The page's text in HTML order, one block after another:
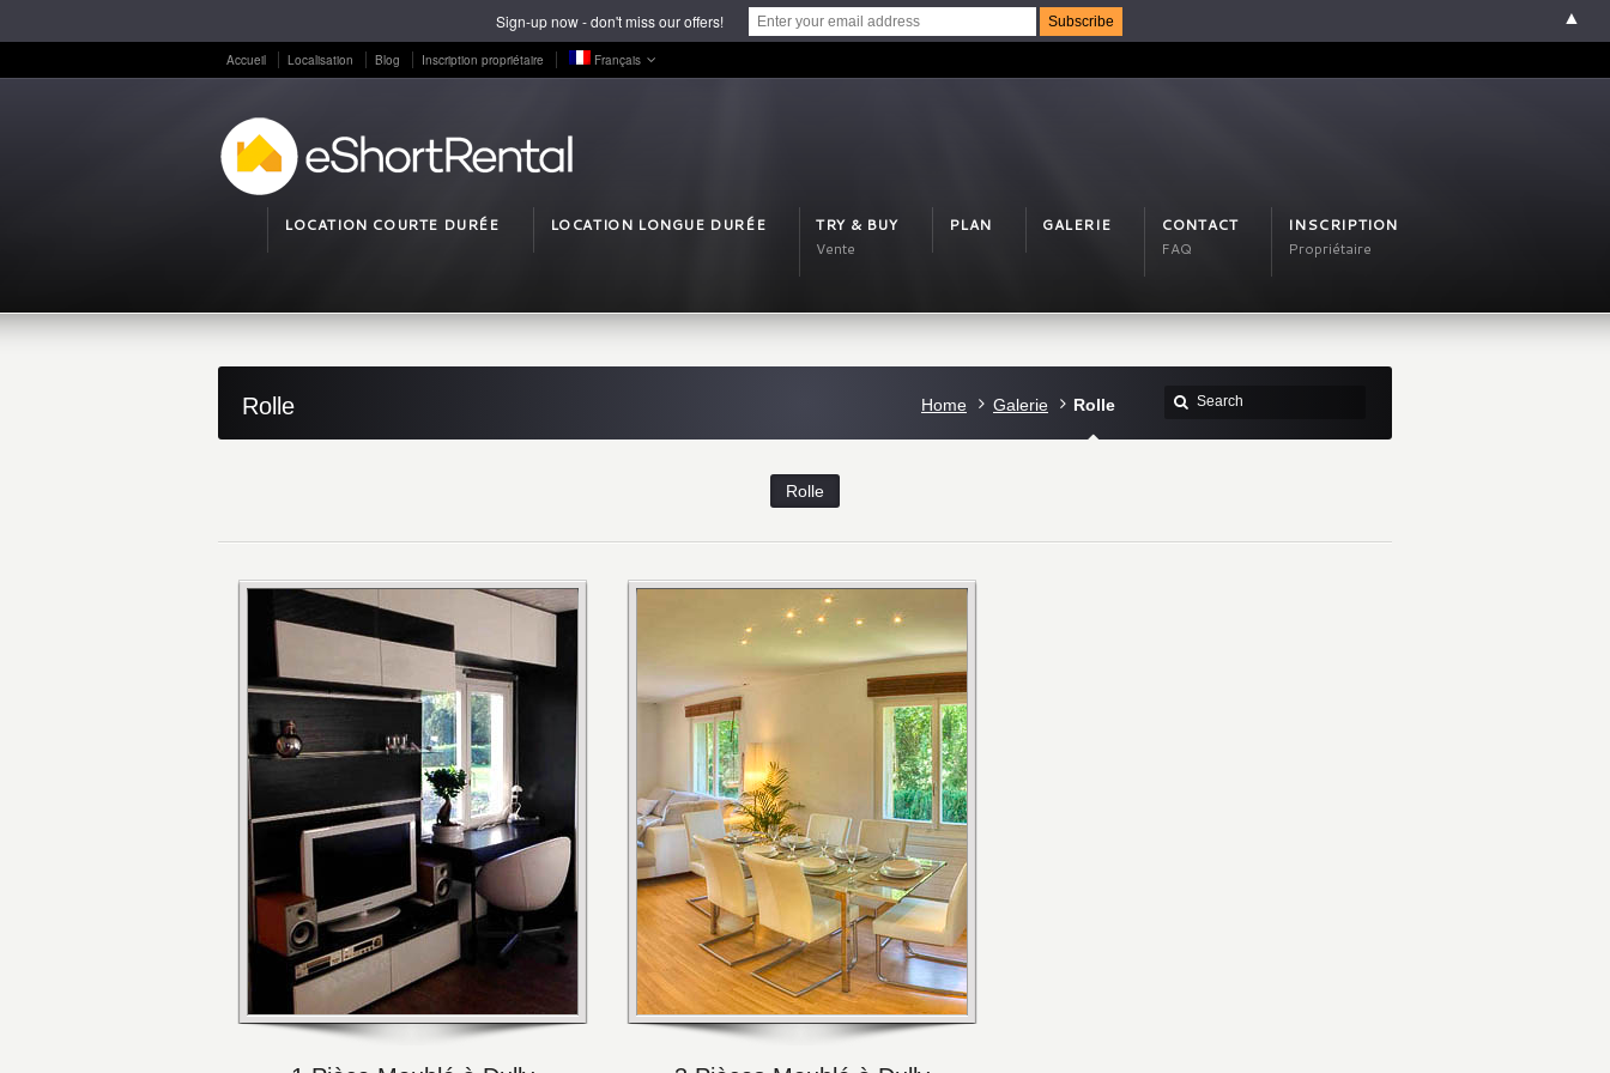
Accueil Localisation Blog Inscription propriétaire Français
LOCATION COURTE DURÉE LOCATION LONGUE DURÉE
TRY & BUY
Vente
PLAN GALERIE
CONTACT
FAQ
INSCRIPTION
Propriétaire
Rolle Home Galerie Rolle
Rolle
Sign-up now - don't miss our offers! ▲